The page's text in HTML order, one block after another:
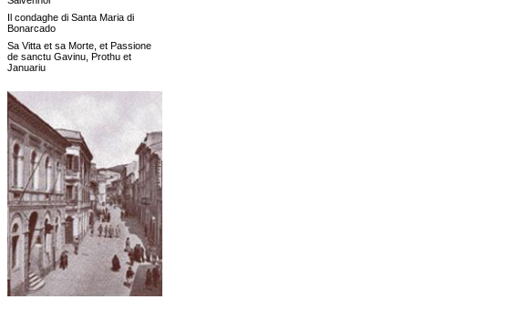
Il condaghe di Santa Maria di
Bonarcado
Sa Vitta et sa Morte, et Passione
de sanctu Gavinu, Prothu et
Januariu